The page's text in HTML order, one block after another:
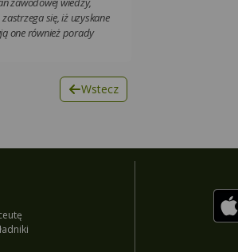
się, iż uzyskane
one również porady
Wstecz